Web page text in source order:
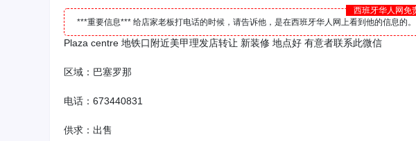
西班牙华人网免
***重要信息*** 给店家老板打电话的时候，请告诉他，是在西班牙华人网上看到他的信息的。
Plaza centre 地铁口附近美甲理发店转让 新装修 地点好 有意者联系此微信
区域：巴塞罗那
电话：673440831
供求：出售